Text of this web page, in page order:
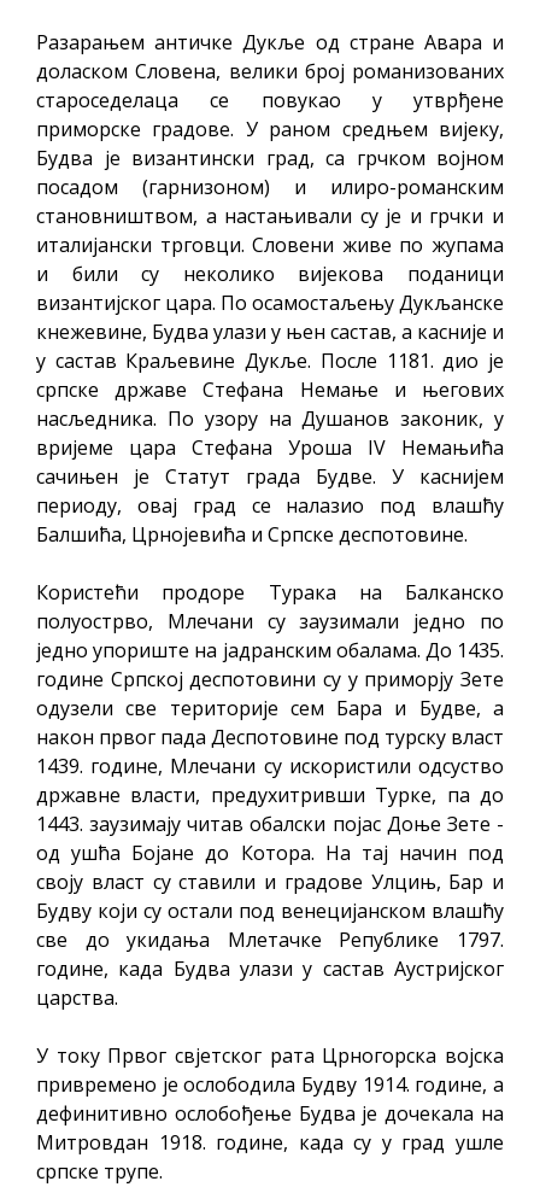
Разарањем античке Дукље од стране Авара и
доласком Словена, велики број романизованих
староседелаца се повукао у утврђене
приморске градове. У раном средњем вијеку,
Будва је византински град, са грчком војном
посадом (гарнизоном) и илиро-романским
становништвом, а настањивали су је и грчки и
италијански трговци. Словени живе по жупама
и били су неколико вијекова поданици
византијског цара. По осамостаљењу Дукљанске
кнежевине, Будва улази у њен састав, а касније и
у састав Краљевине Дукље. После 1181. дио је
српске државе Стефана Немање и његових
насљедника. По узору на Душанов законик, у
вријеме цара Стефана Уроша IV Немањића
сачињен је Статут града Будве. У каснијем
периоду, овај град се налазио под влашћу
Балшића, Црнојевића и Српске деспотовине.
Користећи продоре Турака на Балканско
полуострво, Млечани су заузимали једно по
једно упориште на јадранским обалама. До 1435.
године Српској деспотовини су у приморју Зете
одузели све територије сем Бара и Будве, а
након првог пада Деспотовине под турску власт
1439. године, Млечани су искористили одсуство
државне власти, предухитривши Турке, па до
1443. заузимају читав обалски појас Доње Зете -
од ушћа Бојане до Котора. На тај начин под
своју власт су ставили и градове Улцињ, Бар и
Будву који су остали под венецијанском влашћу
све до укидања Млетачке Републике 1797.
године, када Будва улази у састав Аустријског
царства.
У току Првог свјетског рата Црногорска војска
привремено је ослободила Будву 1914. године, а
дефинитивно ослобођење Будва је дочекала на
Митровдан 1918. године, када су у град ушле
српске трупе.